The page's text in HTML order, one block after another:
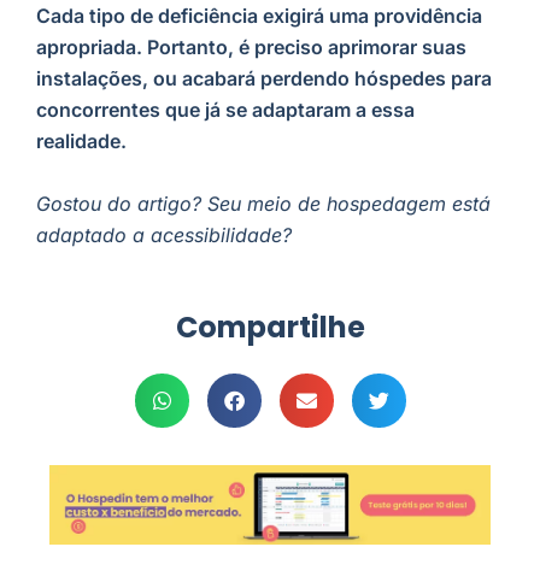
Cada tipo de deficiência exigirá uma providência
apropriada. Portanto, é preciso aprimorar suas
instalações, ou acabará perdendo hóspedes para
concorrentes que já se adaptaram a essa
realidade.
Gostou do artigo? Seu meio de hospedagem está
adaptado a acessibilidade?
Compartilhe